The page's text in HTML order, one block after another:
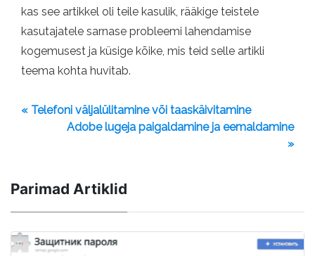
kas see artikkel oli teile kasulik, rääkige teistele
kasutajatele sarnase probleemi lahendamise
kogemusest ja küsige kõike, mis teid selle artikli
teema kohta huvitab.
« Telefoni väljalülitamine või taaskäivitamine
Adobe lugeja paigaldamine ja eemaldamine
»
Parimad Artiklid